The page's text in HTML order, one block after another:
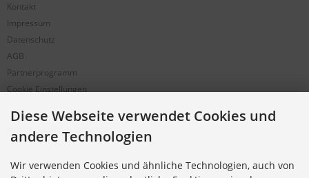
Kontakt
Impressum
Datenschutz
AGB
Partnerprogramm
Cookie Einstellungen
BESTELLUNG & SERVICE
Alternative Bestellwege
Diese Webseite verwendet Cookies und
andere Technologien
Wir verwenden Cookies und ähnliche Technologien, auch von